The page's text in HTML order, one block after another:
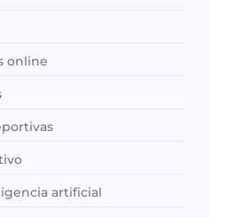
online
artificial